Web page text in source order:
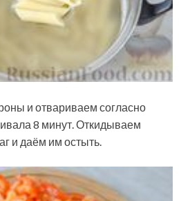
и отвариваем согласно
8 минут. Откидываем
и даём им остыть.